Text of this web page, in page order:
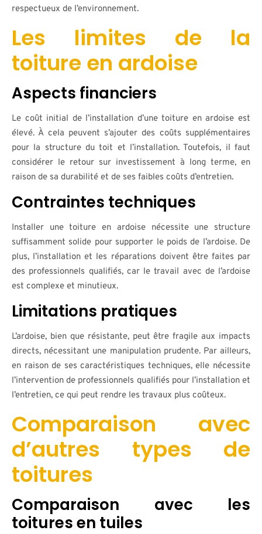
respectueux de l’environnement.
Les limites de la
toiture en ardoise
Aspects financiers
Le coût initial de l’installation d’une toiture en ardoise est
élevé. À cela peuvent s’ajouter des coûts supplémentaires
pour la structure du toit et l’installation. Toutefois, il faut
considérer le retour sur investissement à long terme, en
raison de sa durabilité et de ses faibles coûts d’entretien.
Contraintes techniques
Installer une toiture en ardoise nécessite une structure
suffisamment solide pour supporter le poids de l’ardoise. De
plus, l’installation et les réparations doivent être faites par
des professionnels qualifiés, car le travail avec de l’ardoise
est complexe et minutieux.
Limitations pratiques
L’ardoise, bien que résistante, peut être fragile aux impacts
directs, nécessitant une manipulation prudente. Par ailleurs,
en raison de ses caractéristiques techniques, elle nécessite
l’intervention de professionnels qualifiés pour l’installation et
l’entretien, ce qui peut rendre les travaux plus coûteux.
Comparaison avec
d’autres types de
toitures
Comparaison avec les
toitures en tuiles